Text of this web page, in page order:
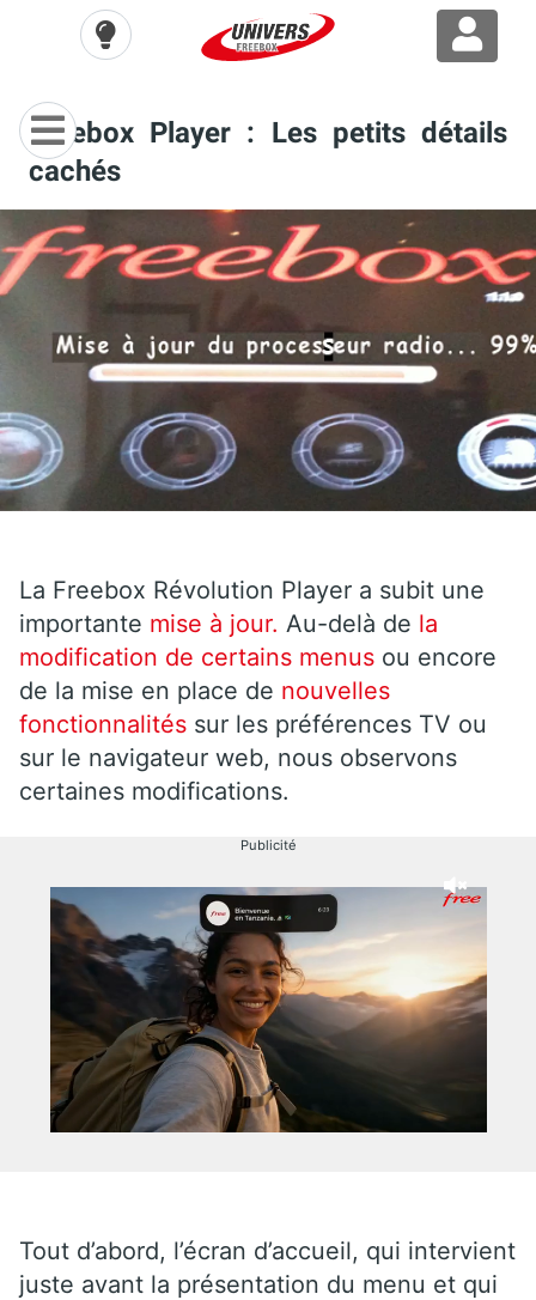
Freebox Player : Les petits détails
cachés
La Freebox Révolution Player a subit une
importante mise à jour. Au-delà de la
modification de certains menus ou encore
de la mise en place de nouvelles
fonctionnalités sur les préférences TV ou
sur le navigateur web, nous observons
certaines modifications.
Publicité
Tout d’abord, l’écran d’accueil, qui intervient
juste avant la présentation du menu et qui